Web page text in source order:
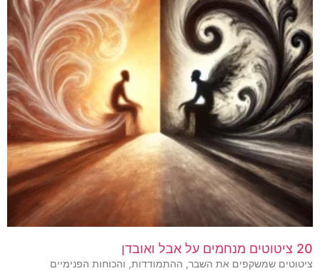
20 ציטוטים מנחמים על אבל ואובדן
ציטוטים שמשקפים את השבר, ההתמודדות, והכוחות הפנימיים